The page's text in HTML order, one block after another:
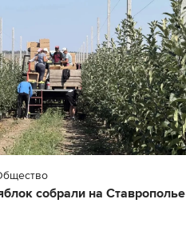
собрали на Ставрополье